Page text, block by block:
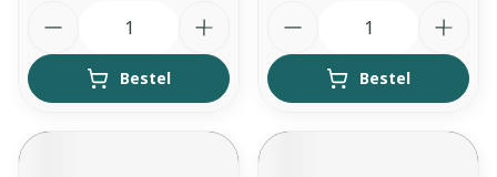
Bestel Bestel